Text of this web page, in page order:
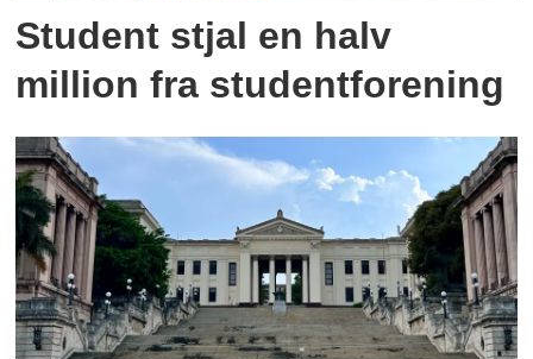
Student stjal en halv
million fra studentforening